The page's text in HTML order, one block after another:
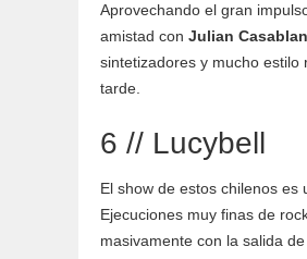
Aprovechando el gran
amistad con Julian
sintetizadores y mucho estilo
tarde.
6 // Lucybell
El show de estos chilenos es
Ejecuciones muy finas de
masivamente con la salida